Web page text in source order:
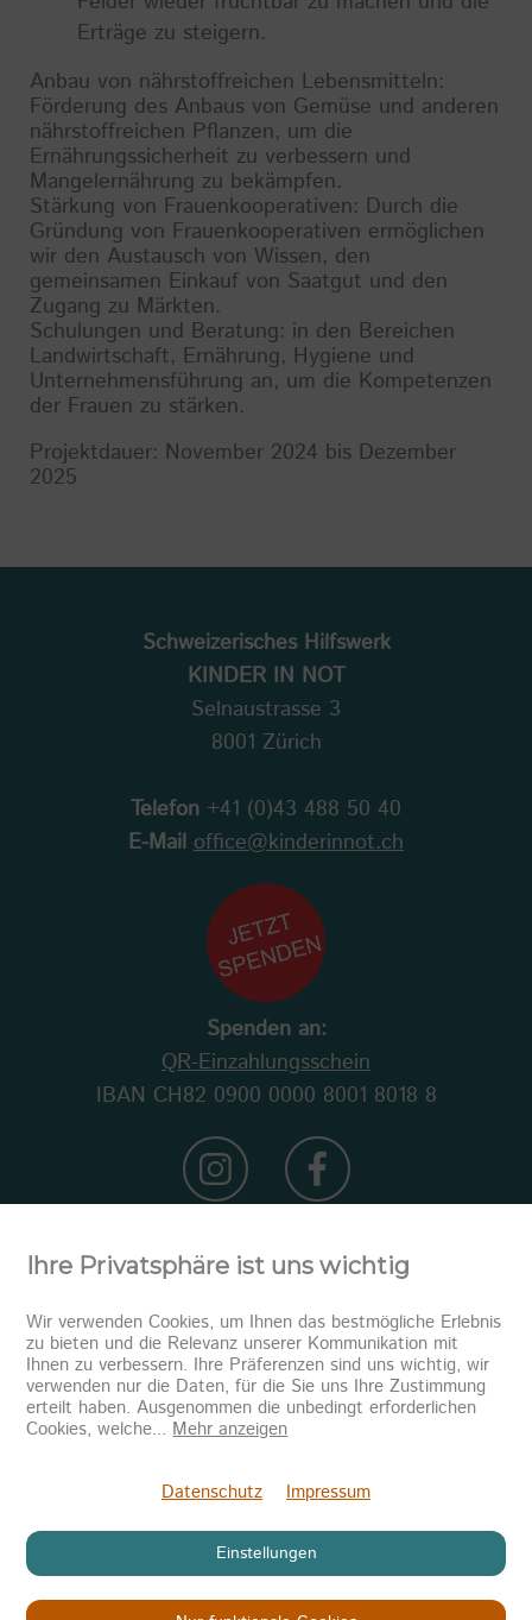
Erträge zu steigern.
Anbau von nährstoffreichen Lebensmitteln:
Förderung des Anbaus von Gemüse und anderen
nährstoffreichen Pflanzen, um die
Ernährungssicherheit zu verbessern und
Mangelernährung zu bekämpfen.
Stärkung von Frauenkooperativen: Durch die
Gründung von Frauenkooperativen ermöglichen
wir den Austausch von Wissen, den
gemeinsamen Einkauf von Saatgut und den
Zugang zu Märkten.
Schulungen und Beratung: in den Bereichen
Landwirtschaft, Ernährung, Hygiene und
Unternehmensführung an, um die Kompetenzen
der Frauen zu stärken.
Projektdauer: November 2024 bis Dezember
2025
Schweizerisches Hilfswerk
KINDER IN NOT
Selnaustrasse 3
8001 Zürich
Telefon +41 (0)43 488 50 40
E-Mail office@kinderinnot.ch
Spenden an:
QR-Einzahlungsschein
IBAN CH82 0900 0000 8001 8018 8
Newsletter abonnieren
Ihre Privatsphäre ist uns wichtig
Wir verwenden Cookies, um Ihnen das bestmögliche Erlebnis
zu bieten und die Relevanz unserer Kommunikation mit
Ihnen zu verbessern. Ihre Präferenzen sind uns wichtig, wir
verwenden nur die Daten, für die Sie uns Ihre Zustimmung
erteilt haben. Ausgenommen die unbedingt erforderlichen
Cookies, welche... Mehr anzeigen
Datenschutz Impressum
Einstellungen